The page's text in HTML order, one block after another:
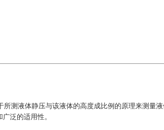
所测液体静压与该液体的高度成比例的原理来测量
泛的适用性。